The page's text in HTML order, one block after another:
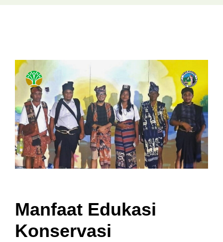
Manfaat Edukasi
Konservasi